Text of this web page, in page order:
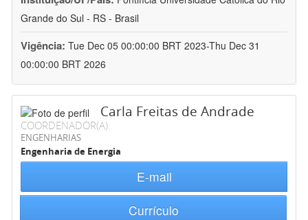
Grande do Sul - RS - Brasil
Vigência: Tue Dec 05 00:00:00 BRT 2023-Thu Dec 31
00:00:00 BRT 2026
Carla Freitas de Andrade
COORDENADOR(A)
ENGENHARIAS
Engenharia de Energia
E-mail
Currículo